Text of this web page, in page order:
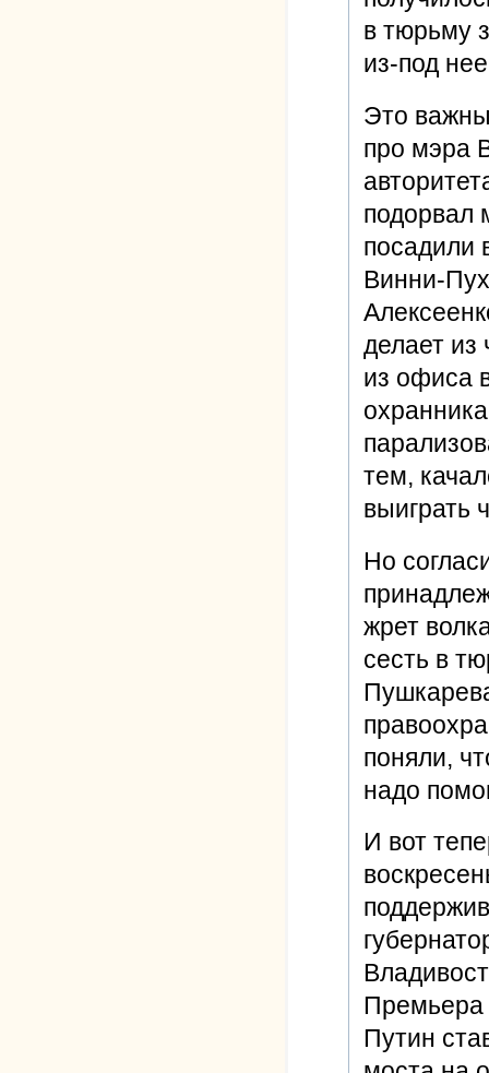
в тюрьму
из-под
Это
про мэра
подорвал
посадили
Винни-
делает из
из офиса
тем,
выиграть
Но
жрет
сесть в
поняли,
надо
И вот
Премьера
Путин